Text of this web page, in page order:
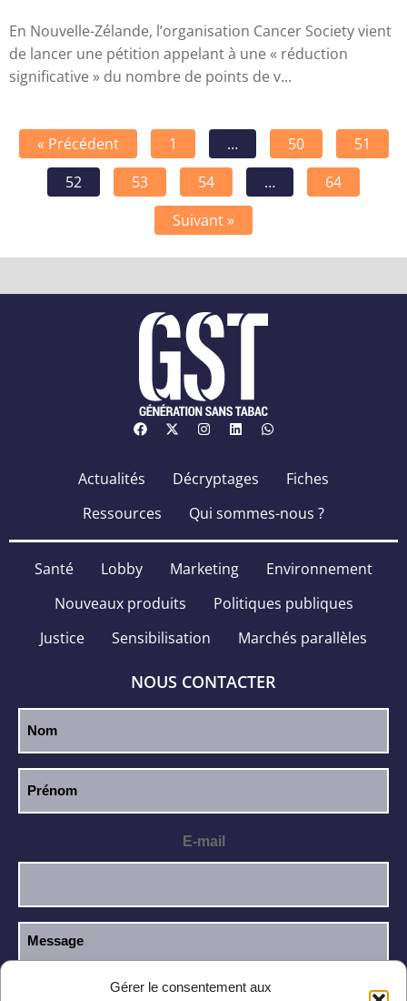
Gérer le consentement aux
En Nouvelle-Zélande, l’organisation Cancer Society vient
de lancer une pétition appelant à une « réduction
significative » du nombre de points de v...
« Précédent 1 … 50
51
52
53 54 …
64
Suivant »
Actualités Décryptages
Fiches
Ressources
Qui sommes-nous ?
Santé Lobby Marketing
Environnement
Nouveaux produits
Politiques publiques
Justice
Sensibilisation Marchés parallèles
NOUS CONTACTER
E-mail